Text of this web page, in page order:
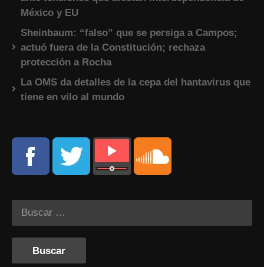
México y EU
Sheinbaum: “falso” que se persiga a Campos;
actuó fuera de la Constitución; rechaza
protección a Rocha
La OMS da detalles de la cepa del hantavirus que
tiene en vilo al mundo